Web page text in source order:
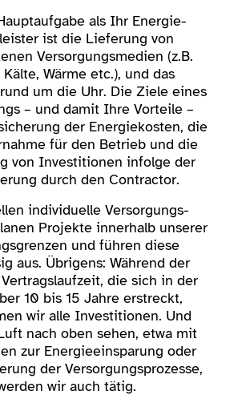
als Ihr Energie­
ist die Lieferung von
Versorgungs­medien (z.B.
Wärme etc.), und das
um die Uhr. Die Ziele eines
– und damit Ihre Vorteile –
der Energie­kosten, die
für den Betrieb und die
von Investitionen infolge der
durch den Contractor.
individuelle Versorgungs­
Projekte innerhalb unserer
und führen diese
aus. Übrigens: Während der
die sich in der
10 bis 15 Jahre erstreckt,
wir alle Investitionen. Und
nach oben sehen, etwa mit
zur Energie­einsparung oder
der Versorgungs­prozesse,
wir auch tätig.